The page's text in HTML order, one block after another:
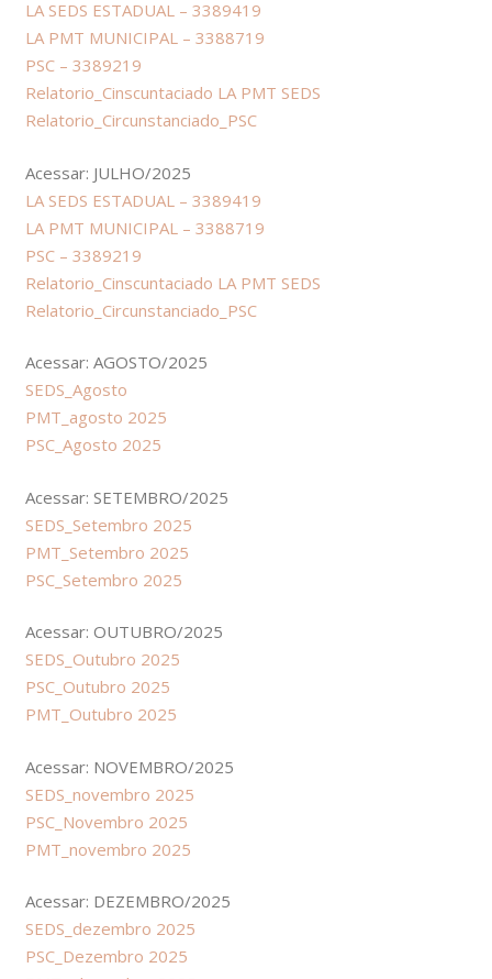
LA SEDS ESTADUAL – 3389419
LA PMT MUNICIPAL – 3388719
PSC – 3389219
Relatorio_Cinscuntaciado LA PMT SEDS
Relatorio_Circunstanciado_PSC
Acessar: JULHO/2025
LA SEDS ESTADUAL – 3389419
LA PMT MUNICIPAL – 3388719
PSC – 3389219
Relatorio_Cinscuntaciado LA PMT SEDS
Relatorio_Circunstanciado_PSC
Acessar: AGOSTO/2025
SEDS_Agosto
PMT_agosto 2025
PSC_Agosto 2025
Acessar: SETEMBRO/2025
SEDS_Setembro 2025
PMT_Setembro 2025
PSC_Setembro 2025
Acessar: OUTUBRO/2025
SEDS_Outubro 2025
PSC_Outubro 2025
PMT_Outubro 2025
Acessar: NOVEMBRO/2025
SEDS_novembro 2025
PSC_Novembro 2025
PMT_novembro 2025
Acessar: DEZEMBRO/2025
SEDS_dezembro 2025
PSC_Dezembro 2025